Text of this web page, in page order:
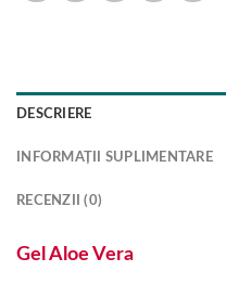
DESCRIERE
INFORMAȚII SUPLIMENTARE
RECENZII (0)
Gel Aloe Vera